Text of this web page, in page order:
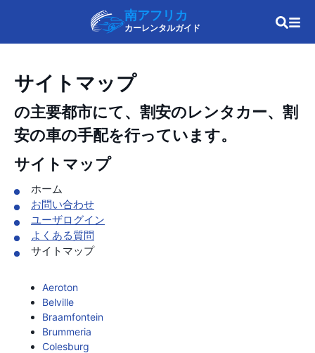
南アフリカ
カーレンタルガイド
サイトマップ
の主要都市にて、割安のレンタカー、割
安の車の手配を行っています。
サイトマップ
ホーム
お問い合わせ
ユーザログイン
よくある質問
サイトマップ
Aeroton
Belville
Braamfontein
Brummeria
Colesburg